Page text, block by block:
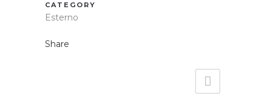
CATEGORY
Esterno
Share